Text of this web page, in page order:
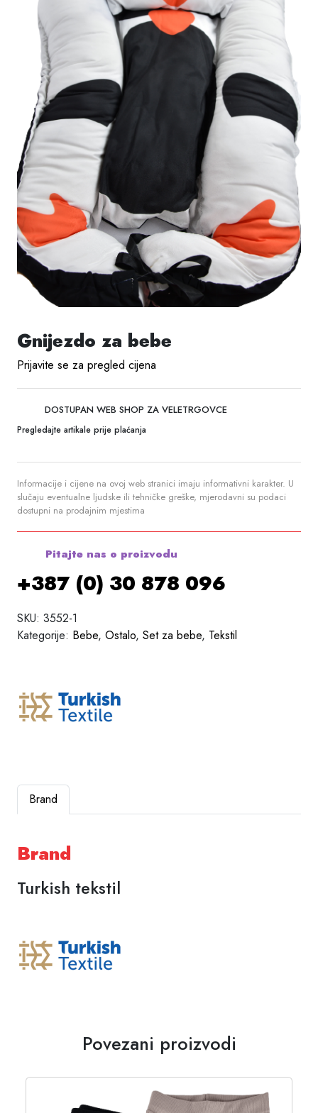
Gnijezdo za bebe
Prijavite se za pregled cijena
DOSTUPAN WEB SHOP ZA VELETRGOVCE
Pregledajte artikale prije plaćanja
Informacije i cijene na ovoj web stranici imaju informativni karakter. U
slučaju eventualne ljudske ili tehničke greške, mjerodavni su podaci
dostupni na prodajnim mjestima
Pitajte nas o proizvodu
+387 (0) 30 878 096
SKU: 3552-1
Kategorije: Bebe, Ostalo, Set za bebe, Tekstil
Brand
Brand
Turkish tekstil
Povezani proizvodi